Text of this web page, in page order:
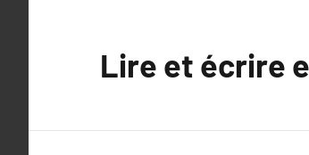
Lire et écrire